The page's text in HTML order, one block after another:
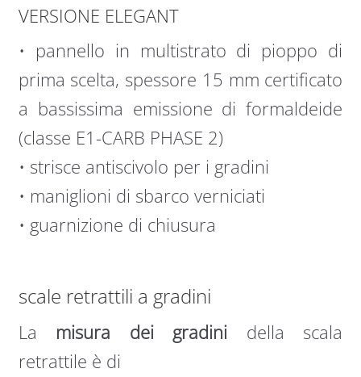
VERSIONE ELEGANT
• pannello in multistrato di pioppo di
prima scelta, spessore 15 mm certificato
a bassissima emissione di formaldeide
(classe E1-CARB PHASE 2)
• strisce antiscivolo per i gradini
• maniglioni di sbarco verniciati
• guarnizione di chiusura
scale retrattili a gradini
La misura dei gradini della scala
retrattile è di